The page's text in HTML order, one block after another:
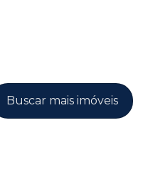
Buscar mais imóveis